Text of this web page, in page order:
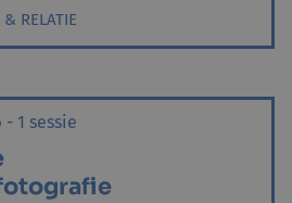
& RELATIE
1 sessie